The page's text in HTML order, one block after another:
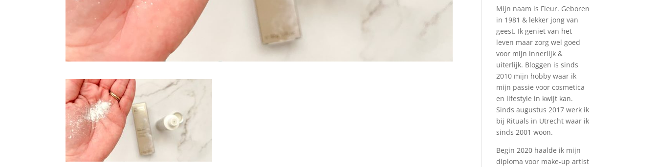
Mijn naam is Fleur. Geboren
in 1981 & lekker jong van
geest. Ik geniet van het
leven maar zorg wel goed
voor mijn innerlijk &
uiterlijk. Bloggen is sinds
2010 mijn hobby waar ik
mijn passie voor cosmetica
en lifestyle in kwijt kan.
Sinds augustus 2017 werk ik
bij Rituals in Utrecht waar ik
sinds 2001 woon.
Begin 2020 haalde ik mijn
diploma voor make-up artist